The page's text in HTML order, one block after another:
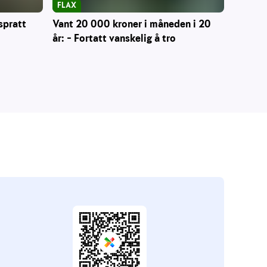
Vant 20 000 kroner i måneden i 20
år: – Fortatt vanskelig å tro
FLAX